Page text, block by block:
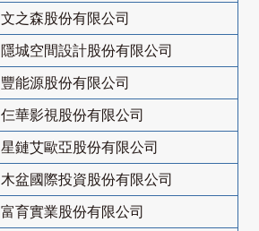
文之森股份有限公司
隱城空間設計股份有限公司
豐能源股份有限公司
仨華影視股份有限公司
星鏈艾歐亞股份有限公司
木盆國際投資股份有限公司
富育實業股份有限公司